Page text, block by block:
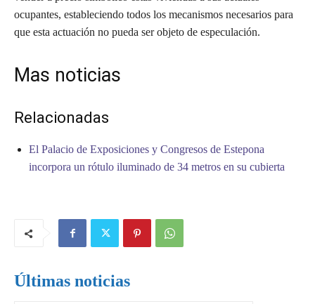
ocupantes, estableciendo todos los mecanismos necesarios para
que esta actuación no pueda ser objeto de especulación.
Mas noticias
Relacionadas
El Palacio de Exposiciones y Congresos de Estepona
incorpora un rótulo iluminado de 34 metros en su cubierta
Últimas noticias